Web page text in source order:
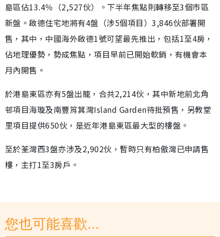
島區佔13.4％（2,527伙）。下半年焦點則轉移至3個市區
新盤。啟德住宅地將有4盤（涉5個項目）3,846伙部署開
售，其中，中國海外啟德1號可望最先推出，包括1至4房，
佔地理優勢，勢成焦點，項目早前已開始軟銷，有機會本
月內開售。
於港島東區亦有5盤出籠，合共2,214伙，其中新地前北角
邨項目海璇及南豐筲箕灣Island Garden待批預售，另教堂
里項目提供650伙，是近年港島東區最大型的樓盤。
至於荃灣西3盤亦涉及2,902伙，暫時只有柏傲灣已申請售
樓，主打1至3房戶。
您也可能喜歡...